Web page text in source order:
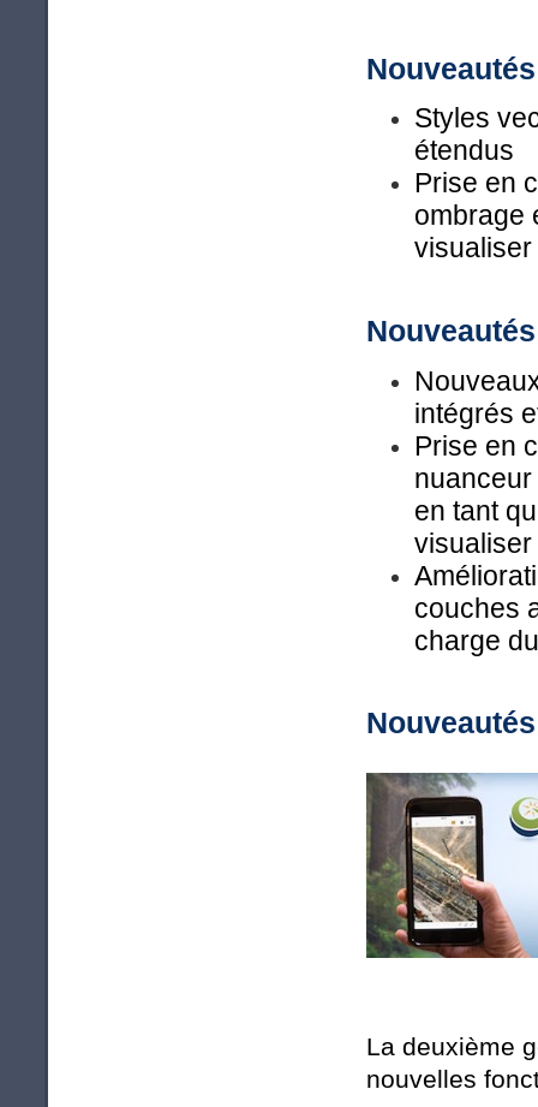
Styles
étendus
Prise en
ombrage
visualiser
intégrés
Prise en
en tant
visualiser
couches
charge
La deuxième
nouvelles